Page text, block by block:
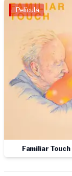
Película
Familiar